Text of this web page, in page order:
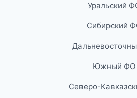
Уральский
Сибирский
Южный ФО
Северо-